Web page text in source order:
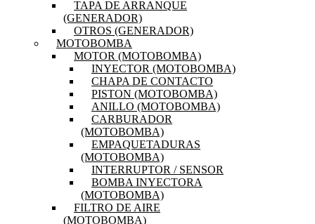
TAPA DE ARRANQUE
(GENERADOR)
OTROS (GENERADOR)
MOTOBOMBA
MOTOR (MOTOBOMBA)
INYECTOR (MOTOBOMBA)
CHAPA DE CONTACTO
PISTON (MOTOBOMBA)
ANILLO (MOTOBOMBA)
CARBURADOR
(MOTOBOMBA)
EMPAQUETADURAS
(MOTOBOMBA)
INTERRUPTOR / SENSOR
BOMBA INYECTORA
(MOTOBOMBA)
FILTRO DE AIRE
(MOTOBOMBA)